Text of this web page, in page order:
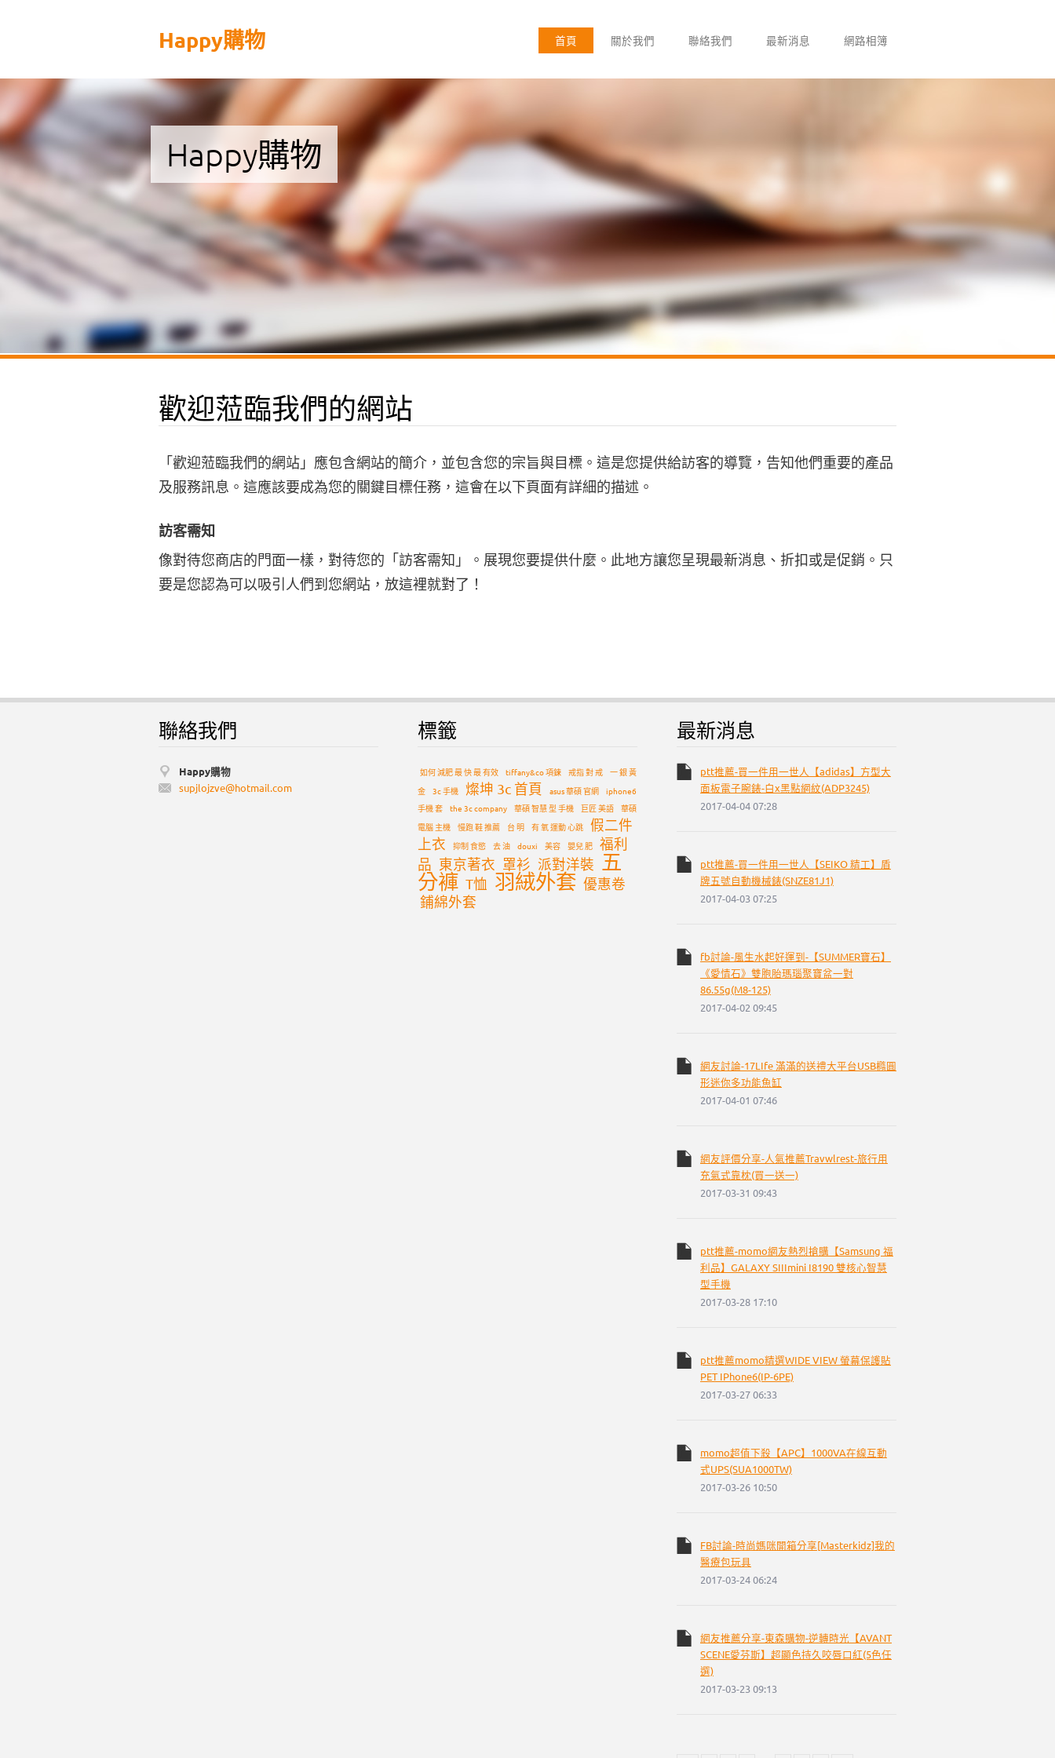
Happy購物 首頁 關於我們 聯絡我們 最新消息 網路相簿
Happy購物
歡迎蒞臨我們的網站
「歡迎蒞臨我們的網站」應包含網站的簡介，並包含您的宗旨與目標。這是您提供給訪客的導覽，告知他們重要的產品
及服務訊息。這應該要成為您的關鍵目標任務，這會在以下頁面有詳細的描述。
訪客需知
像對待您商店的門面一樣，對待您的「訪客需知」。展現您要提供什麼。此地方讓您呈現最新消息、折扣或是促銷。只
要是您認為可以吸引人們到您網站，放這裡就對了！
聯絡我們
Happy購物
supjlojzve@hotmail.com
標籤
如何 減肥 最 快 最 有效 tiffany&co 項鍊 戒指 對 戒 一 銀 黃
金 3c 手機 燦坤 3c 首頁 asus 華碩 官網 iphone6
手機 套 the 3c company 華碩 智慧 型 手機 巨匠 美語 華碩
電腦 主機 慢跑 鞋 推薦 台 明 有 氧 運動 心跳 假二件
上衣
抑制 食慾 去 油 douxi 美容 嬰兒 肥 福利
品 東京著衣 罩衫 派對洋裝
五
分褲 T恤 羽絨外套 優惠卷
鋪綿外套
最新消息
ptt推薦-買一件用一世人【adidas】方型大
面板電子腕錶-白x黑點網紋(ADP3245)
2017-04-04 07:28
ptt推薦-買一件用一世人【SEIKO 精工】盾
牌五號自動機械錶(SNZE81J1)
2017-04-03 07:25
fb討論-風生水起好運到-【SUMMER寶石】
《愛情石》雙胞胎瑪瑙聚寶盆一對
86.55g(M8-125)
2017-04-02 09:45
網友討論-17LIfe 滿滿的送禮大平台USB橢圓
形迷你多功能魚缸
2017-04-01 07:46
網友評價分享-人氣推薦Travwlrest-旅行用
充氣式靠枕(買一送一)
2017-03-31 09:43
ptt推薦-momo網友熱烈搶購【Samsung 福
利品】GALAXY SIIImini I8190 雙核心智慧
型手機
2017-03-28 17:10
ptt推薦momo精選WIDE VIEW 螢幕保護貼
PET IPhone6(IP-6PE)
2017-03-27 06:33
momo超值下殺【APC】1000VA在線互動
式UPS(SUA1000TW)
2017-03-26 10:50
FB討論-時尚媽咪開箱分享[Masterkidz]我的
醫療包玩具
2017-03-24 06:24
網友推薦分享-東森購物-逆轉時光【AVANT
SCENE愛芬斯】超顯色持久咬唇口紅(5色任
選)
2017-03-23 09:13